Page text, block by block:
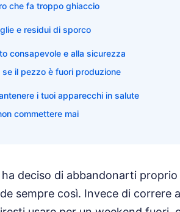
che fa troppo ghiaccio
e residui di sporco
consapevole e alla sicurezza
se il pezzo è fuori produzione
i tuoi apparecchi in salute
commettere mai
deciso di abbandonarti
sempre così. Invece di correre